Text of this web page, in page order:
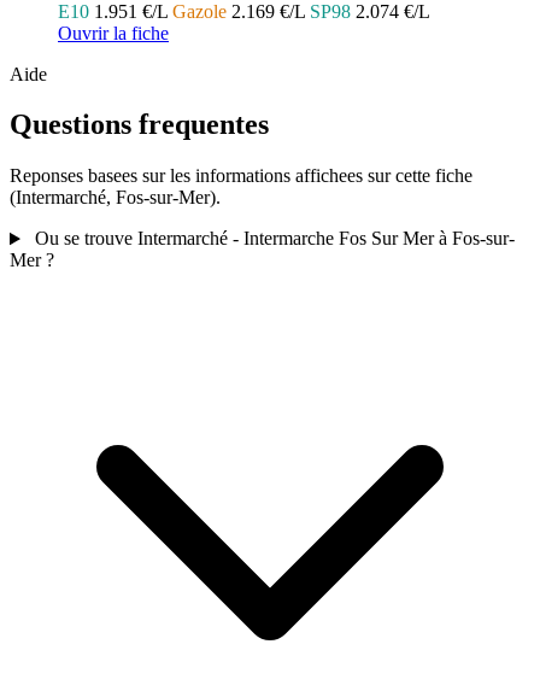
E10 1.951 €/L Gazole 2.169 €/L SP98 2.074 €/L
Ouvrir la fiche
Aide
Questions frequentes
Reponses basees sur les informations affichees sur cette fiche
(Intermarché, Fos-sur-Mer).
Ou se trouve Intermarché - Intermarche Fos Sur Mer à Fos-sur-
Mer ?